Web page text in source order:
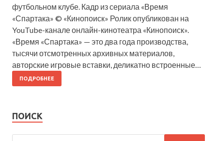
футбольном клубе. Кадр из сериала «Время
«Спартака» © «Кинопоиск» Ролик опубликован на
YouTube-канале онлайн-кинотеатра «Кинопоиск».
«Время «Спартака» — это два года производства,
тысячи отсмотренных архивных материалов,
авторские игровые вставки, деликатно встроенные…
ПОДРОБНЕЕ
ПОИСК